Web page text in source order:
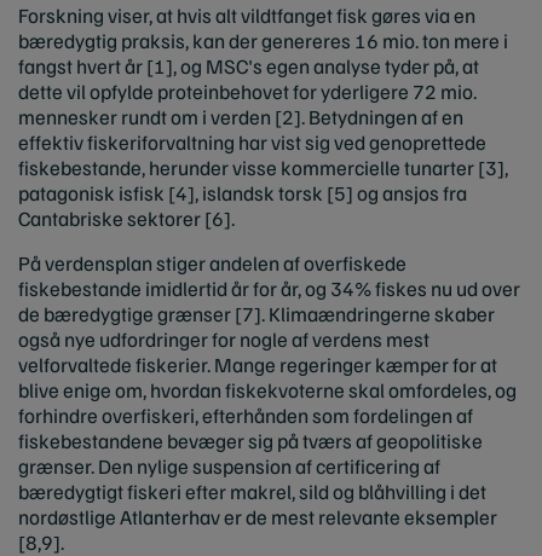
Forskning viser, at hvis alt vildtfanget fisk gøres via en
bæredygtig praksis, kan der genereres 16 mio. ton mere i
fangst hvert år [1], og MSC's egen analyse tyder på, at
dette vil opfylde proteinbehovet for yderligere 72 mio.
mennesker rundt om i verden [2]. Betydningen af en
effektiv fiskeriforvaltning har vist sig ved genoprettede
fiskebestande, herunder visse kommercielle tunarter [3],
patagonisk isfisk [4], islandsk torsk [5] og ansjos fra
Cantabriske sektorer [6].
På verdensplan stiger andelen af overfiskede
fiskebestande imidlertid år for år, og 34% fiskes nu ud over
de bæredygtige grænser [7]. Klimaændringerne skaber
også nye udfordringer for nogle af verdens mest
velforvaltede fiskerier. Mange regeringer kæmper for at
blive enige om, hvordan fiskekvoterne skal omfordeles, og
forhindre overfiskeri, efterhånden som fordelingen af
fiskebestandene bevæger sig på tværs af geopolitiske
grænser. Den nylige suspension af certificering af
bæredygtigt fiskeri efter makrel, sild og blåhvilling i det
nordøstlige Atlanterhav er de mest relevante eksempler
[8,9].